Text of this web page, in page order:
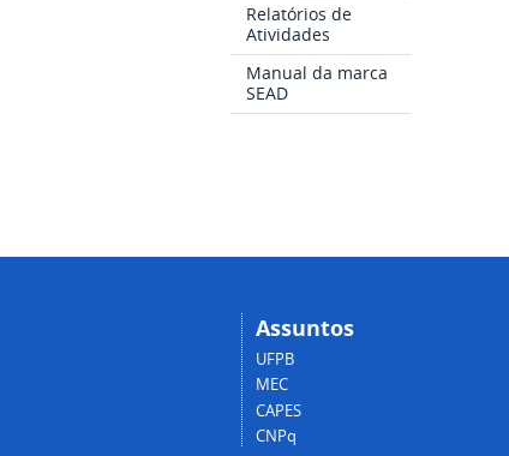
Relatórios de
Atividades
Manual da marca
SEAD
Assuntos
UFPB
MEC
CAPES
CNPq